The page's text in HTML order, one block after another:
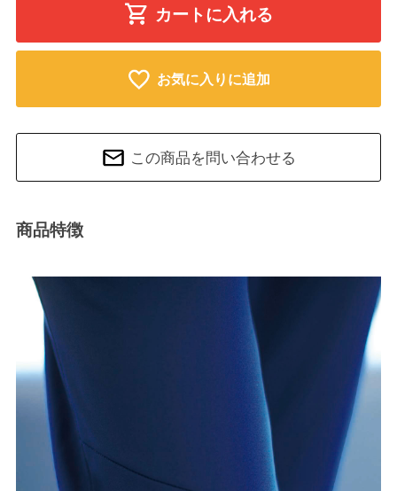
カートに入れる
お気に入りに追加
この商品を問い合わせる
商品特徴